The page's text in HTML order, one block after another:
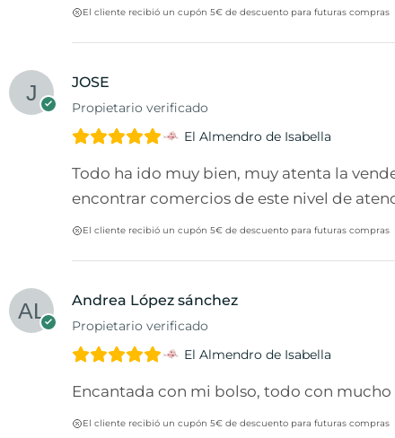
El cliente recibió un cupón 5€ de descuento para futuras compras
JOSE
Propietario verificado
El Almendro de Isabella
Todo ha ido muy bien, muy atenta la
encontrar comercios de este nivel de
El cliente recibió un cupón 5€ de descuento para futuras compras
Andrea López sánchez
Propietario verificado
El Almendro de Isabella
Encantada con mi bolso, todo con
El cliente recibió un cupón 5€ de descuento para futuras compras